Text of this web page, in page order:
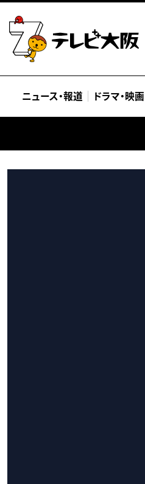
ニュース・報道 ドラマ・映画